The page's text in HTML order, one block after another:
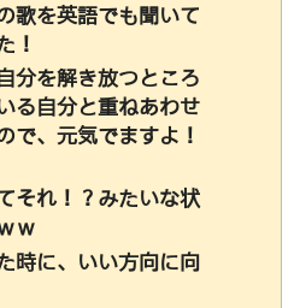
歌を英語でも聞いて
！
分を解き放つところ
る自分と重ねあわせ
で、元気でますよ！
それ！？みたいな状
ｗ
時に、いい方向に向